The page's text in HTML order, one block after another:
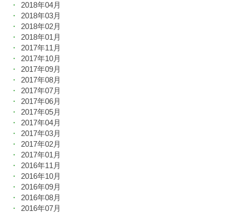
2018年04月
2018年03月
2018年02月
2018年01月
2017年11月
2017年10月
2017年09月
2017年08月
2017年07月
2017年06月
2017年05月
2017年04月
2017年03月
2017年02月
2017年01月
2016年11月
2016年10月
2016年09月
2016年08月
2016年07月